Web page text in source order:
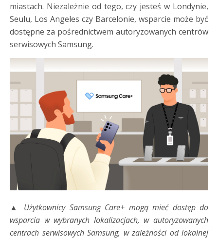
miastach. Niezależnie od tego, czy jesteś w Londynie,
Seulu, Los Angeles czy Barcelonie, wsparcie może być
dostępne za pośrednictwem autoryzowanych centrów
serwisowych Samsung.
▲ Użytkownicy Samsung Care+ mogą mieć dostęp do
wsparcia w wybranych lokalizacjach, w autoryzowanych
centrach serwisowych Samsung, w zależności od lokalnej